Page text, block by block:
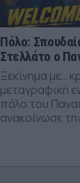
Πόλο:
Στελλάτο ο
Ξεκίνημα με…
μεταγραφική
πόλο του
ανακοίνωσε